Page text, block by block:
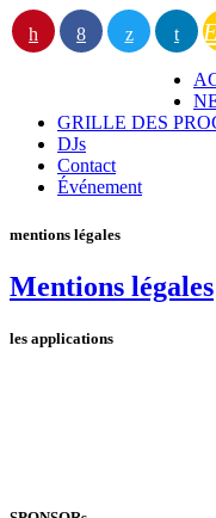
GRILLE DES
DJs
Contact
Événement
mentions légales
Mentions légales
les applications